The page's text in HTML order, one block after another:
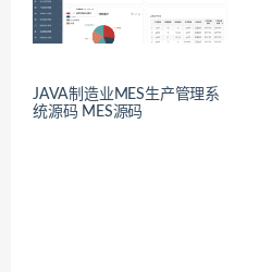
JAVA制造业MES生产管理系
统源码 MES源码